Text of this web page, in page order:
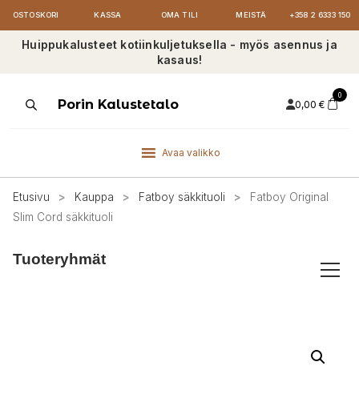
OSTOSKORI KASSA OMA TILI MEISTÄ +358 2 6333 150
Huippukalusteet kotiinkuljetuksella - myös asennus ja
kasaus!
ProductsPorin Kalustetalo 0,00 €
0
Avaa valikko
Etusivu > Kauppa > Fatboy säkkituoli >
Fatboy Original
Slim Cord säkkituoli
Tuoteryhmät